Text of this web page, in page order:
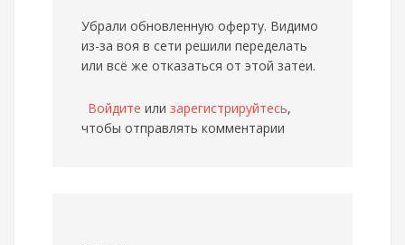
Убрали обновленную оферту. Видимо
из-за воя в сети решили переделать
или всё же отказаться от этой затеи.
Войдите или зарегистрируйтесь,
чтобы отправлять комментарии